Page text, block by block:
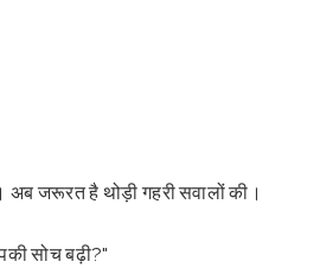
अब जरूरत है थोड़ी गहरी सवालों की।
सोच बढ़ी?"